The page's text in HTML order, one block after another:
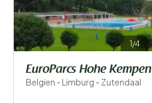
Schwimmen
Allgemein
Sport und Freizeit
1/4
EuroParcs Hohe Kempen
Belgien - Limburg - Zutendaal